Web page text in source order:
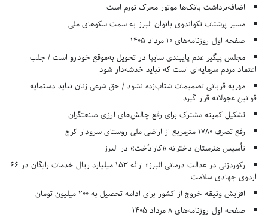
اضافه‌برداشت بانک‌ها موتور محرک تورم است
مسیر پرشتاب تکواندوی بانوان البرز به سمت سکوهای ملی
صفحه اول روزنامه‌های 10 مرداد 1405
مجلس پیگیر عدم پایبندی سایپا در تحویل به‌موقع خودرو است / جلب
اعتماد مردم سرمایه‌ای است که نباید خدشه‌دار شود
مهریه قربانی تصمیمات شتاب‌زده نشود / حق شرعی زنان نباید دستمایه
قوانین عجولانه قرار گیرد
تشکیل کمیته مشترک برای رفع چالش‌های ارزی صنعتگران
رفع تصرف ۱۷۸۰ مترمربع از اراضی ملی روستای سرودار کرج
تأسیس هنرستان دخترانه «کارادُخت» در البرز
رکوردزنی در عدالت درمانی البرز؛ ارائه ۱۵۳ میلیارد ریال خدمات رایگان در ۶۶
اردوی جهادی سلامت
افزایش وثیقه خروج از کشور برای ادامه تحصیل به ۲۰۰ میلیون تومان
صفحه اول روزنامه‌های 8 مرداد 1405